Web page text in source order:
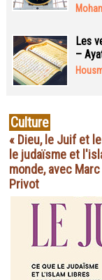
Les
–
Culture
« Dieu, le Juif et
le judaïsme et
monde, avec
Privot